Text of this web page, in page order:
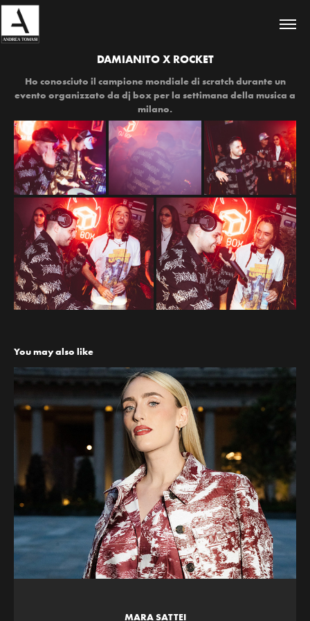
DAMIANITO X ROCKET
Ho conosciuto il campione mondiale di scratch durante un
evento organizzato da dj box per la settimana della musica a
milano.
You may also like
MARA SATTEI